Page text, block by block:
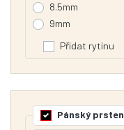
8.5mm
9mm
Přidat rytinu
Pánský prsten